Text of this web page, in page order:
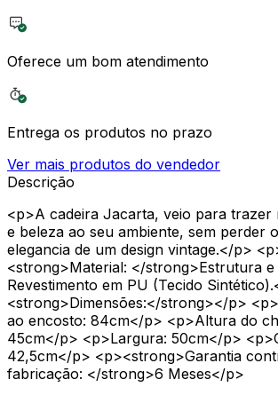
Oferece um bom atendimento
Entrega os produtos no prazo
Ver mais produtos do vendedor
Descrição
<p>A cadeira Jacarta, veio para trazer
e beleza ao seu ambiente, sem perder
elegancia de um design vintage.</p>
<strong>Material: </strong>Estrutura e
Revestimento em PU (Tecido
<strong>Dimensões:</strong></p>
ao encosto: 84cm</p> <p>Altura do
45cm</p> <p>Largura: 50cm</p>
42,5cm</p> <p><strong>Garantia
fabricação: </strong>6 Meses</p>